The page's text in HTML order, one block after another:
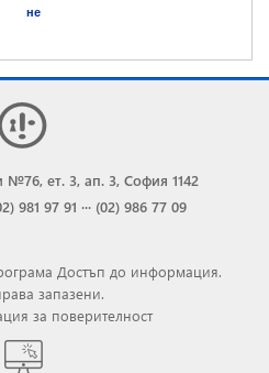
не
№76, ет. 3, ап. 3, София 1142
981 97 91 ··· (02) 986 77 09
Достъп до информация.
запазени.
за поверителност